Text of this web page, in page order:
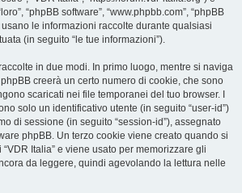
“phpBB software”, “www.phpbb.com”, “phpBB
usano le informazioni raccolte durante qualsiasi
(in seguito “le tue informazioni”).
in due modi. In primo luogo, mentre si naviga
creerà un certo numero di cookie, che sono
scaricati nei file temporanei del tuo browser. I
solo un identificativo utente (in seguito “user-id”)
di sessione (in seguito “session-id”), assegnato
phpBB. Un terzo cookie viene creato quando si
Italia” e viene usato per memorizzare gli
da leggere, quindi agevolando la lettura nelle